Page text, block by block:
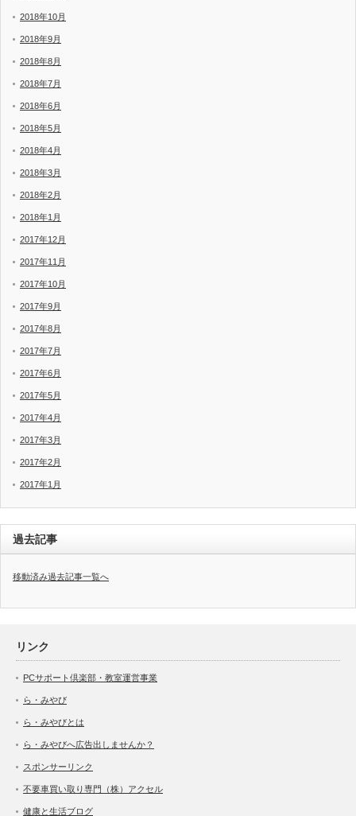
2018年10月
2018年9月
2018年8月
2018年7月
2018年6月
2018年5月
2018年4月
2018年3月
2018年2月
2018年1月
2017年12月
2017年11月
2017年10月
2017年9月
2017年8月
2017年7月
2017年6月
2017年5月
2017年4月
2017年3月
2017年2月
2017年1月
過去記事
移動済み過去記事一覧へ
リンク
PCサポート倶楽部・教室運営事業
ら・みやび
ら・みやびとは
ら・みやびへ広告出しませんか？
スポンサーリンク
不要車買い取り専門（株）アクセル
健康と生活ブログ